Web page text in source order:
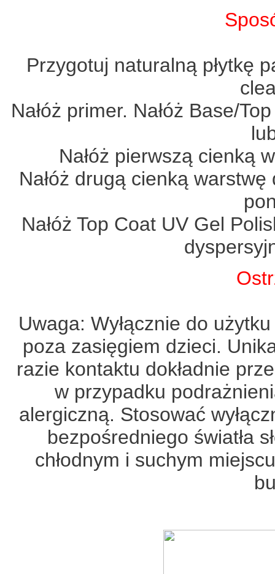
Przygotuj naturalną płytkę
Nałóż primer. Nałóż Base/
Nałóż pierwszą cienką
Nałóż drugą cienką
Nałóż Top Coat UV Gel
Uwaga: Wyłącznie do
poza zasięgiem dzieci.
razie kontaktu dokładnie
w przypadku
alergiczną. Stosować
bezpośredniego światła
chłodnym i suchym